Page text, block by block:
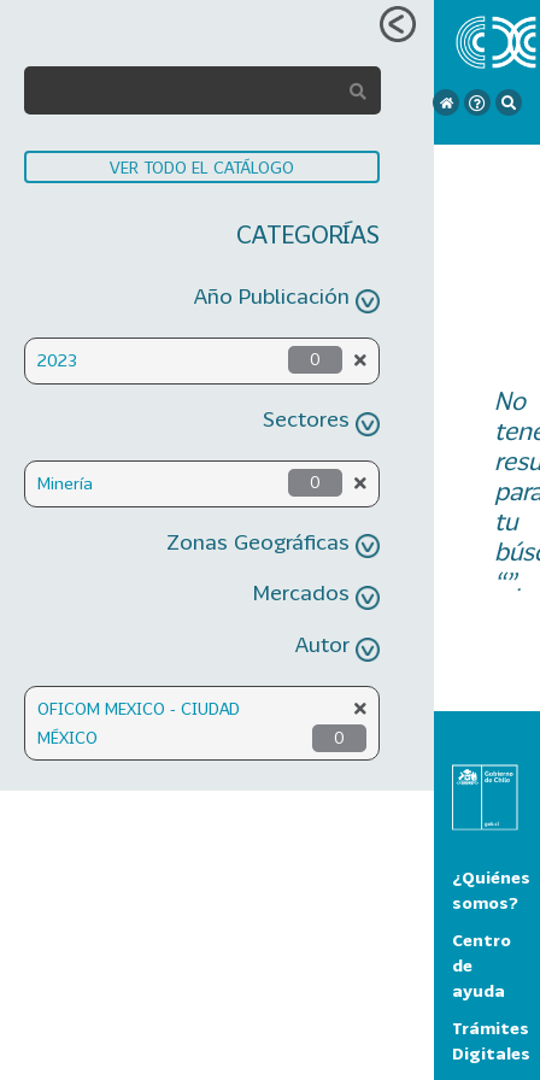
VER TODO EL CATÁLOGO
CATEGORÍAS
Año Publicación
2023 0
Sectores
Minería 0
Zonas Geográficas
Mercados
Autor
OFICOM MEXICO - CIUDAD
MÉXICO
0
No
tu
“”.
¿Quiénes
somos?
Centro
de
ayuda
Trámites
Digitales